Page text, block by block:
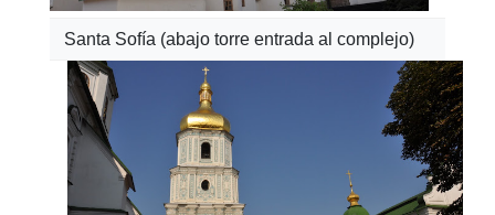
Santa Sofía (abajo torre entrada al complejo)